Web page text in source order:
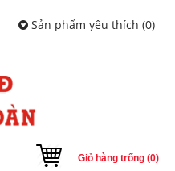
Sản phẩm yêu thích (0)
Giỏ hàng trống (0)